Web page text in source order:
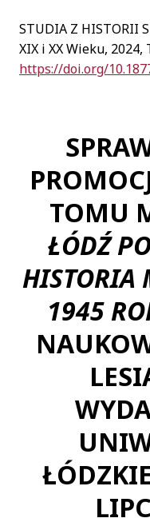
Naciśnij
Tab,
aby
artykułu
STUDIA Z HISTORII
XIX i XX Wieku, 2024,
https://doi.org/
TOMU
ŁÓDŹ
HISTORIA
1945